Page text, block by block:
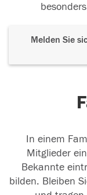
Melden Sie
In einem
Mitglieder
Bekannte
bilden. Bleiben